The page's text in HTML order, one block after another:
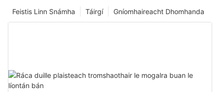
Gníomhaireacht Dhomhanda
Táirgí
Feistis Linn Snámha